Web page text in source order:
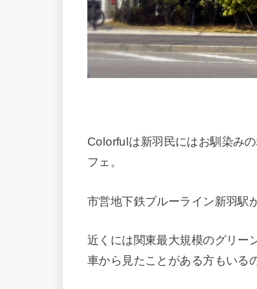
Colorfulは新羽民にはお馴染み
フェ。
市営地下鉄ブルーライン新羽駅
近くには関東最大規模のグリー
車から見たことがある方もいる